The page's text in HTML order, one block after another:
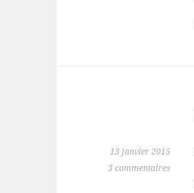
13 janvier 2015
3 commentaires